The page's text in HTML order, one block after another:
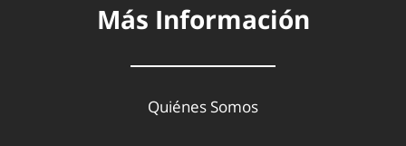
Más Información
Quiénes Somos